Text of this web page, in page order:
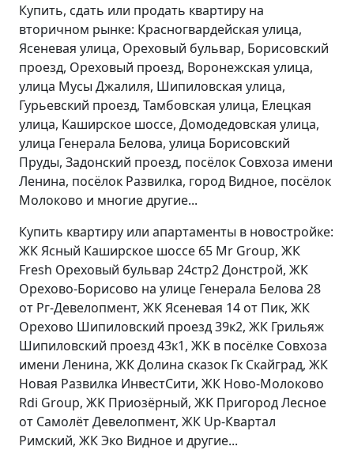
Купить, сдать или продать квартиру на
вторичном рынке: Красногвардейская улица,
Ясеневая улица, Ореховый бульвар, Борисовский
проезд, Ореховый проезд, Воронежская улица,
улица Мусы Джалиля, Шипиловская улица,
Гурьевский проезд, Тамбовская улица, Елецкая
улица, Каширское шоссе, Домодедовская улица,
улица Генерала Белова, улица Борисовский
Пруды, Задонский проезд, посёлок Совхоза имени
Ленина, посёлок Развилка, город Видное, посёлок
Молоково и многие другие...
Купить квартиру или апартаменты в новостройке:
ЖК Ясный Каширское шоссе 65 Mr Group, ЖК
Fresh Ореховый бульвар 24стр2 Донстрой, ЖК
Орехово-Борисово на улице Генерала Белова 28
от Рг-Девелопмент, ЖК Ясеневая 14 от Пик, ЖК
Орехово Шипиловский проезд 39к2, ЖК Грильяж
Шипиловский проезд 43к1, ЖК в посёлке Совхоза
имени Ленина, ЖК Долина сказок Гк Скайград, ЖК
Новая Развилка ИнвестСити, ЖК Ново-Молоково
Rdi Group, ЖК Приозёрный, ЖК Пригород Лесное
от Самолёт Девелопмент, ЖК Up-Квартал
Римский, ЖК Эко Видное и другие...